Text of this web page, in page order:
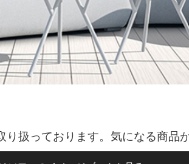
扱っております。気になる商品